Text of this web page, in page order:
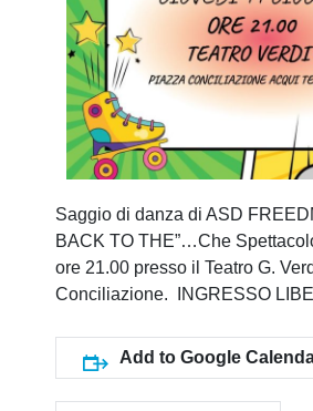
Saggio di danza di ASD
BACK TO THE”…Che
ore 21.00 presso il Teatro G.
Conciliazione. INGRESSO
Add to Google